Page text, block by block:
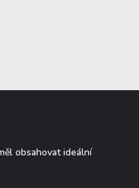
obsahovat ideální